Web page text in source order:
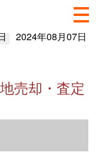
2024年08月07日
売却・査定
情報（2023